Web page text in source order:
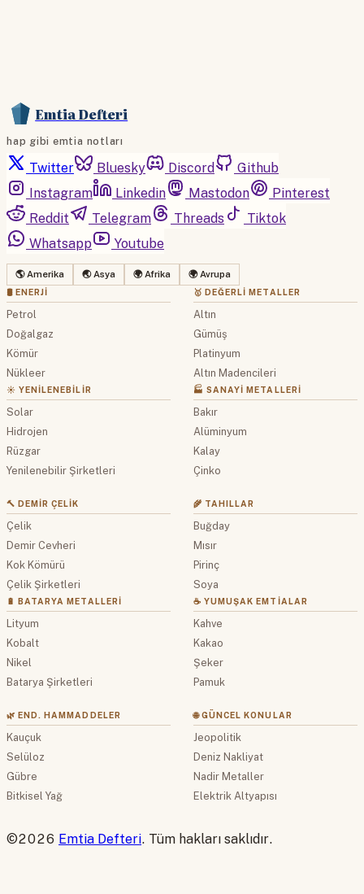
Emtia Defteri
hap gibi emtia notları
Twitter Bluesky Discord
Github
Instagram
Linkedin Mastodon
Pinterest
Reddit
Telegram Threads
Tiktok
Whatsapp
Youtube
🌎 Amerika 🌏 Asya 🌍 Afrika 🌍 Avrupa
🛢 ENERJI
Petrol
Doğalgaz
Kömür
Nükleer
☀️ YENILENEBILIR
Solar
Hidrojen
Rüzgar
Yenilenebilir Şirketleri
🥇 DEĞERLI METALLER
Altın
Gümüş
Platinyum
Altın Madencileri
🏭 SANAYI METALLERI
Bakır
Alüminyum
Kalay
Çinko
🔨 DEMIR ÇELIK
Çelik
Demir Cevheri
Kok Kömürü
Çelik Şirketleri
🔋 BATARYA METALLERI
Lityum
Kobalt
Nikel
Batarya Şirketleri
🌾 TAHILLAR
Buğday
Mısır
Pirinç
Soya
☕ YUMUŞAK EMTIALAR
Kahve
Kakao
Şeker
Pamuk
🌿 END. HAMMADDELER
Kauçuk
Selüloz
Gübre
Bitkisel Yağ
🌐 GÜNCEL KONULAR
Jeopolitik
Deniz Nakliyat
Nadir Metaller
Elektrik Altyapısı
©2026 Emtia Defteri. Tüm hakları saklıdır.